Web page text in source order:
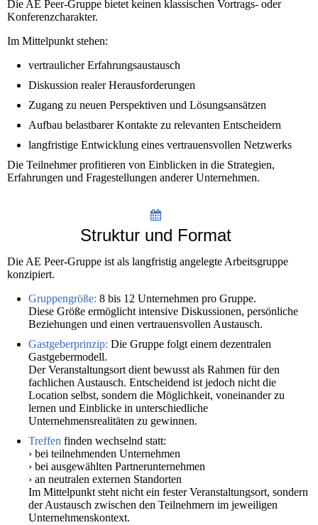
Die AE Peer-Gruppe bietet keinen klassischen Vortrags- oder
Konferenzcharakter.
Im Mittelpunkt stehen:
vertraulicher Erfahrungsaustausch
Diskussion realer Herausforderungen
Zugang zu neuen Perspektiven und Lösungsansätzen
Aufbau belastbarer Kontakte zu relevanten Entscheidern
langfristige Entwicklung eines vertrauensvollen Netzwerks
Die Teilnehmer profitieren von Einblicken in die Strategien,
Erfahrungen und Fragestellungen anderer Unternehmen.
Struktur und Format
Die AE Peer-Gruppe ist als langfristig angelegte Arbeitsgruppe
konzipiert.
Gruppengröße: 8 bis 12 Unternehmen pro Gruppe.
Diese Größe ermöglicht intensive Diskussionen, persönliche
Beziehungen und einen vertrauensvollen Austausch.
Gastgeberprinzip: Die Gruppe folgt einem dezentralen
Gastgebermodell.
Der Veranstaltungsort dient bewusst als Rahmen für den
fachlichen Austausch. Entscheidend ist jedoch nicht die
Location selbst, sondern die Möglichkeit, voneinander zu
lernen und Einblicke in unterschiedliche
Unternehmensrealitäten zu gewinnen.
Treffen finden wechselnd statt:
› bei teilnehmenden Unternehmen
› bei ausgewählten Partnerunternehmen
› an neutralen externen Standorten
Im Mittelpunkt steht nicht ein fester Veranstaltungsort, sondern
der Austausch zwischen den Teilnehmern im jeweiligen
Unternehmenskontext.